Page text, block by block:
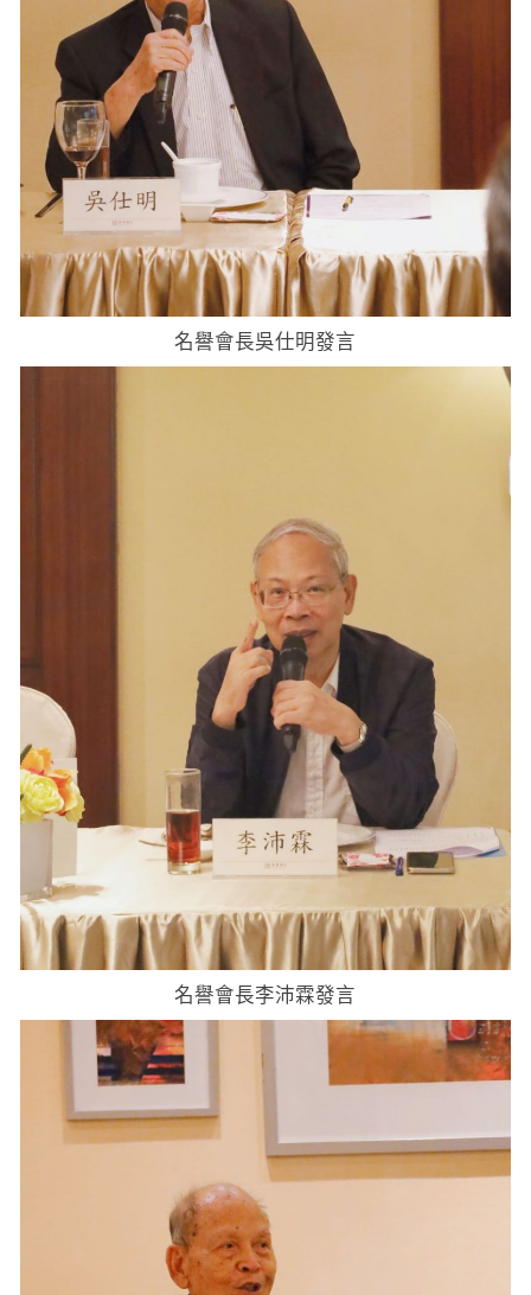
名譽會長吳仕明發言
名譽會長李沛霖發言